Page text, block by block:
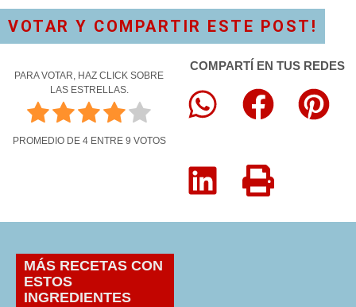
VOTAR Y COMPARTIR ESTE POST!
PARA VOTAR, HAZ CLICK SOBRE
LAS ESTRELLAS.
PROMEDIO DE 4ENTRE 9 VOTOS
COMPARTÍ EN TUS REDES
MÁS RECETAS CON
ESTOS
INGREDIENTES